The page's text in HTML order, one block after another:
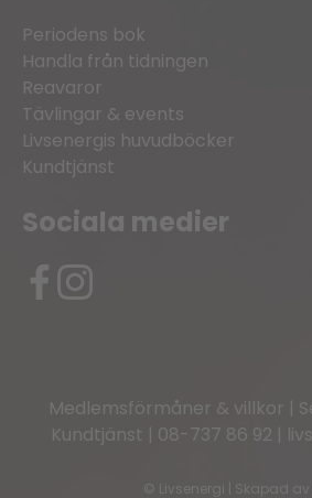
Periodens bok
Handla från tidningen
Reavaror
Tävlingar & events
Livsenergis huvudböcker
Kundtjänst
Sociala medier
Medlemsförmåner & villkor |
Kundtjänst | 08-737 86 92 |
© Livsenergi | Skapad av